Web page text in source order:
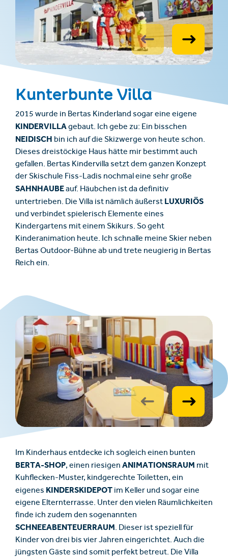
Kunterbunte Villa
2015 wurde in Bertas Kinderland sogar eine eigene
KINDERVILLAgebaut. Ich gebe zu: Ein bisschen
NEIDISCH bin ich auf die Skizwerge von heute schon.
Dieses dreistöckige Haus hätte mir bestimmt auch
gefallen. Bertas Kindervilla setzt dem ganzen Konzept
der Skischule Fiss-Ladis nochmal eine sehr große
SAHNHAUBEauf. Häubchen ist da definitiv
untertrieben. Die Villa ist nämlich äußerst LUXURIÖS
und verbindet spielerisch Elemente eines
Kindergartens mit einem Skikurs. So geht
Kinderanimation heute. Ich schnalle meine Skier neben
Bertas Outdoor-Bühne ab und trete neugierig in Bertas
Reich ein.
Im Kinderhaus entdecke ich sogleich einen bunten
BERTA-SHOP, einen riesigen ANIMATIONSRAUM mit
Kuhflecken-Muster, kindgerechte Toiletten, ein
eigenes KINDERSKIDEPOT im Keller und sogar eine
eigene Elternterrasse. Unter den vielen Räumlichkeiten
finde ich zudem den sogenannten
SCHNEEABENTEUERRAUM. Dieser ist speziell für
Kinder von drei bis vier Jahren eingerichtet. Auch die
jüngsten Gäste sind somit perfekt betreut. Die Villa